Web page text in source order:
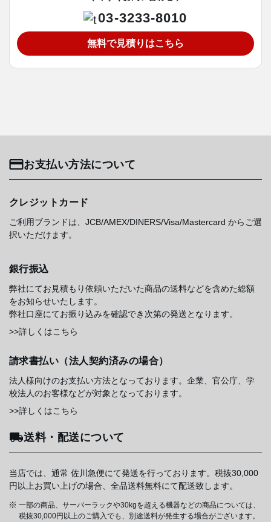
03-3233-8010
無料で見積りはこちら
お支払い方法について
クレジットカード
ご利用ブランドは、JCB/AMEX/DINERS/Visa/Mastercard からご選
択いただけます。
銀行振込
弊社にてお見積もり依頼いただいた商品の送料などを含めた総額
をお知らせいたします。
弊社口座にてお振り込みを確認でき次第の発送となります。
>>詳しくはこちら
請求書払い（法人契約済みの場合）
法人様向けのお支払い方法となっております。企業、官公庁、学
校法人のお客様などが対象となっております。
>>詳しくはこちら
送料・配送について
当店では、通常 佐川急便にて発送を行っております。税抜30,000
円以上お買い上げの場合、全品送料無料にて配送致します。
一部の商品、サーバーラックや30kgを超える機器などの商品については、
税抜30,000円以上のご購入でも、別途送料が発生する場合がございます。